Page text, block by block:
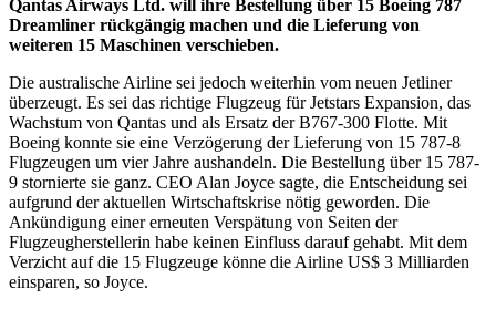
Qantas Airways Ltd. will ihre Bestellung über 15 Boeing 787
Dreamliner rückgängig machen und die Lieferung von
weiteren 15 Maschinen verschieben.
Die australische Airline sei jedoch weiterhin vom neuen Jetliner
überzeugt. Es sei das richtige Flugzeug für Jetstars Expansion, das
Wachstum von Qantas und als Ersatz der B767-300 Flotte. Mit
Boeing konnte sie eine Verzögerung der Lieferung von 15 787-8
Flugzeugen um vier Jahre aushandeln. Die Bestellung über 15 787-
9 stornierte sie ganz. CEO Alan Joyce sagte, die Entscheidung sei
aufgrund der aktuellen Wirtschaftskrise nötig geworden. Die
Ankündigung einer erneuten Verspätung von Seiten der
Flugzeugherstellerin habe keinen Einfluss darauf gehabt. Mit dem
Verzicht auf die 15 Flugzeuge könne die Airline US$ 3 Milliarden
einsparen, so Joyce.